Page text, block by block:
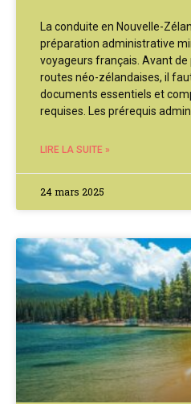
La conduite en Nouvelle-
préparation administrative
voyageurs français. Avant de
routes néo-zélandaises, il
documents essentiels et
requises. Les prérequis
LIRE LA SUITE »
24 mars 2025